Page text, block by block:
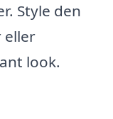
Style den
eller
look.